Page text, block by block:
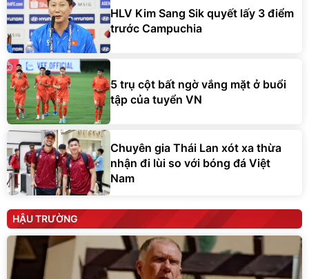
HLV Kim Sang Sik quyết lấy 3 điểm
trước Campuchia
5 trụ cột bất ngờ vắng mặt ở buổi
tập của tuyển VN
Chuyên gia Thái Lan xót xa thừa
nhận đi lùi so với bóng đá Việt
Nam
HẬU TRƯỜNG